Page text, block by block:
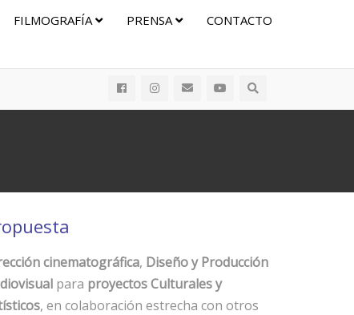
FILMOGRAFÍA PRENSA CONTACTO
cinematográfica, Diseño y Producción
para proyectos Culturales y
, en colaboración estrecha con otros